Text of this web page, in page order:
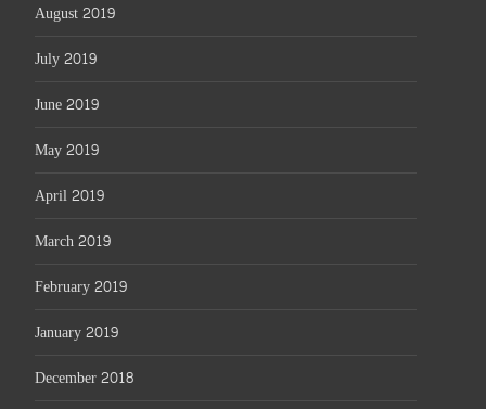
August 2019
July 2019
June 2019
May 2019
April 2019
March 2019
February 2019
January 2019
December 2018